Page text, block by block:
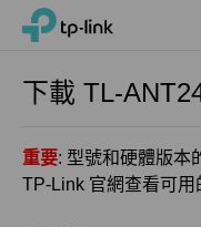
Click
navigation
TP-Link, Reliably Smart
下載 TL-
重要: 型號和硬體版本
TP-Link 官網查看可用